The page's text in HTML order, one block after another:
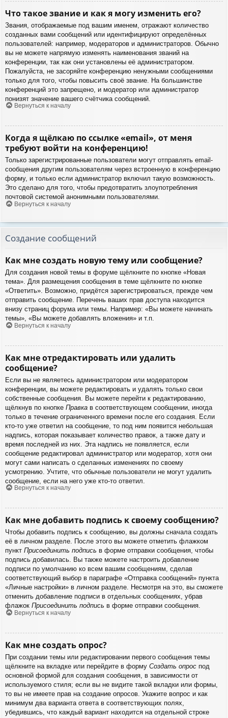
Что такое звание и как я могу изменить его?
Звания, отображаемые под вашим именем, отражают количество
созданных вами сообщений или идентифицируют определённых
пользователей: например, модераторов и администраторов. Обычно
вы не можете напрямую изменять наименования званий на
конференции, так как они установлены её администратором.
Пожалуйста, не засоряйте конференцию ненужными сообщениями
только для того, чтобы повысить своё звание. На большинстве
конференций это запрещено, и модератор или администратор
понизят значение вашего счётчика сообщений.
Вернуться к началу
Когда я щёлкаю по ссылке «email», от меня
требуют войти на конференцию!
Только зарегистрированные пользователи могут отправлять email-
сообщения другим пользователям через встроенную в конференцию
форму, и только если администратор включил такую возможность.
Это сделано для того, чтобы предотвратить злоупотребления
почтовой системой анонимными пользователями.
Вернуться к началу
Создание сообщений
Как мне создать новую тему или сообщение?
Для создания новой темы в форуме щёлкните по кнопке «Новая
тема». Для размещения сообщения в теме щёлкните по кнопке
«Ответить». Возможно, придётся зарегистрироваться, прежде чем
отправить сообщение. Перечень ваших прав доступа находится
внизу страниц форума или темы. Например: «Вы можете начинать
темы», «Вы можете добавлять вложения» и т.п.
Вернуться к началу
Как мне отредактировать или удалить
сообщение?
Если вы не являетесь администратором или модератором
конференции, вы можете редактировать и удалять только свои
собственные сообщения. Вы можете перейти к редактированию,
щёлкнув по кнопке Правка в соответствующем сообщении, иногда
только в течение ограниченного времени после его создания. Если
кто-то уже ответил на сообщение, то под ним появится небольшая
надпись, которая показывает количество правок, а также дату и
время последней из них. Эта надпись не появляется, если
сообщение редактировал администратор или модератор, хотя они
могут сами написать о сделанных изменениях по своему
усмотрению. Учтите, что обычные пользователи не могут удалить
сообщение, если на него уже кто-то ответил.
Вернуться к началу
Как мне добавить подпись к своему сообщению?
Чтобы добавить подпись к сообщению, вы должны сначала создать
её в личном разделе. После этого вы можете отметить флажком
пункт Присоединить подпись в форме отправки сообщения, чтобы
подпись добавилась. Вы также можете настроить добавление
подписи по умолчанию ко всем вашим сообщениям, сделав
соответствующий выбор в параграфе «Отправка сообщений» пункта
«Личные настройки» в личном разделе. Несмотря на это, вы сможете
отменить добавление подписи в отдельных сообщениях, убрав
флажок Присоединить подпись в форме отправки сообщения.
Вернуться к началу
Как мне создать опрос?
При создании темы или редактировании первого сообщения темы
щёлкните на вкладке или перейдите в форму Создать опрос под
основной формой для создания сообщения, в зависимости от
используемого стиля; если вы не видите такой вкладки или формы,
то вы не имеете прав на создание опросов. Укажите вопрос и как
минимум два варианта ответа в соответствующих полях,
убедившись, что каждый вариант находится на отдельной строке